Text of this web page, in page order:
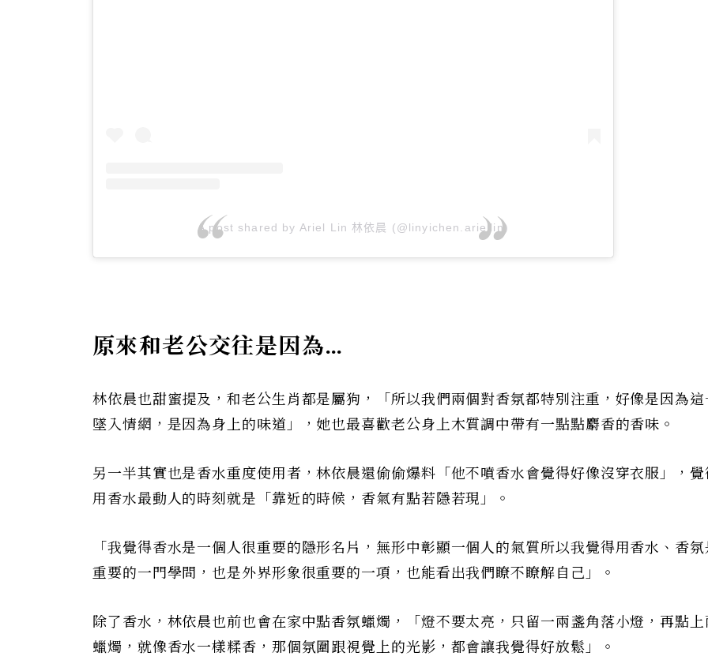
A post shared by Ariel Lin 林依晨 (@linyichen.ariellin)
原來和老公交往是因為…
林依晨也甜蜜提及，和老公生肖都是屬狗，「所以我們兩個對香氛都特別注重，好像是因為
墜入情網，是因為身上的味道」，她也最喜歡老公身上木質調中帶有一點點麝香的香味。
另一半其實也是香水重度使用者，林依晨還偷偷爆料「他不噴香水會覺得好像沒穿衣服」，
用香水最動人的時刻就是「靠近的時候，香氣有點若隱若現」。
「我覺得香水是一個人很重要的隱形名片，無形中彰顯一個人的氣質所以我覺得用香水、香
重要的一門學問，也是外界形象很重要的一項，也能看出我們瞭不瞭解自己」。
除了香水，林依晨也前也會在家中點香氛蠟燭，「燈不要太亮，只留一兩盞角落小燈，再點
蠟燭，就像香水一樣糅香，那個氛圍跟視覺上的光影，都會讓我覺得好放鬆」。